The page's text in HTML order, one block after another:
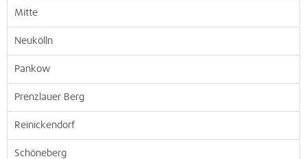
Mitte
Neukölln
Pankow
Prenzlauer Berg
Reinickendorf
Schöneberg